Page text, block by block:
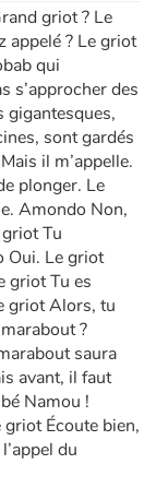
griot ? Le
appelé ? Le griot
qui
s’approcher des
gigantesques,
sont gardés
il m’appelle.
plonger. Le
Amondo Non,
Tu
Oui. Le griot
griot Tu es
griot Alors, tu
?
saura
avant, il faut
Namou !
Écoute bien,
du